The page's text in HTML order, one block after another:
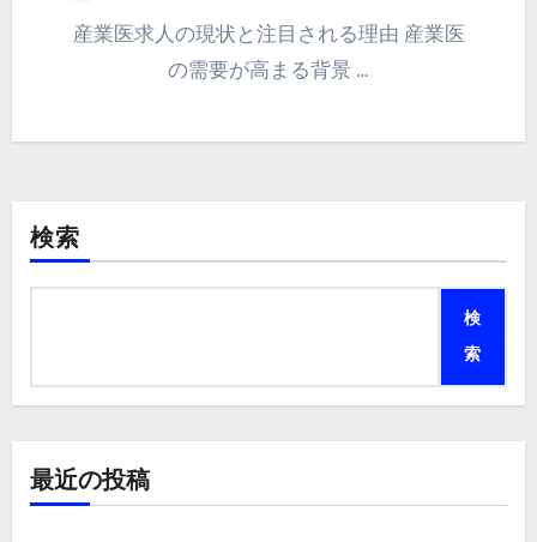
産業医求人の現状と注目される理由 産業医
の需要が高まる背景 …
検索
検
索
最近の投稿